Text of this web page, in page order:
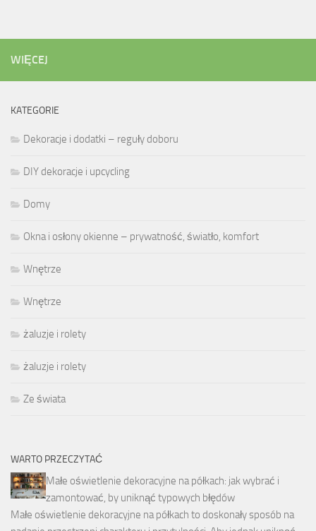
WIĘCEJ
KATEGORIE
Dekoracje i dodatki – reguły doboru
DIY dekoracje i upcycling
Domy
Okna i osłony okienne – prywatność, światło, komfort
Wnętrze
Wnętrze
żaluzje i rolety
żaluzje i rolety
Ze świata
WARTO PRZECZYTAĆ
Małe oświetlenie dekoracyjne na półkach: jak wybrać i
zamontować, by uniknąć typowych błędów
Małe oświetlenie dekoracyjne na półkach to doskonały sposób na